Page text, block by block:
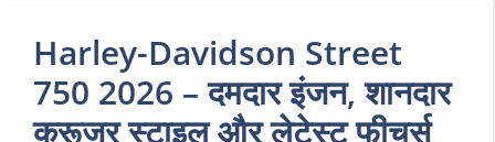
Harley-Davidson Street
750 2026 – दमदार इंजन, शानदार
क्रूज़र स्टाइल और लेटेस्ट फीचर्स